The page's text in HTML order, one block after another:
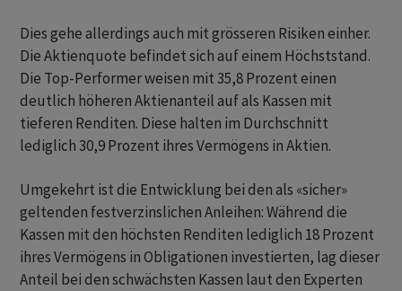
Dies gehe allerdings auch mit grösseren Risiken einher.
Die Aktienquote befindet sich auf einem Höchststand.
Die Top-Performer weisen mit 35,8 Prozent einen
deutlich höheren Aktienanteil auf als Kassen mit
tieferen Renditen. Diese halten im Durchschnitt
lediglich 30,9 Prozent ihres Vermögens in Aktien.
Umgekehrt ist die Entwicklung bei den als «sicher»
geltenden festverzinslichen Anleihen: Während die
Kassen mit den höchsten Renditen lediglich 18 Prozent
ihres Vermögens in Obligationen investierten, lag dieser
Anteil bei den schwächsten Kassen laut den Experten